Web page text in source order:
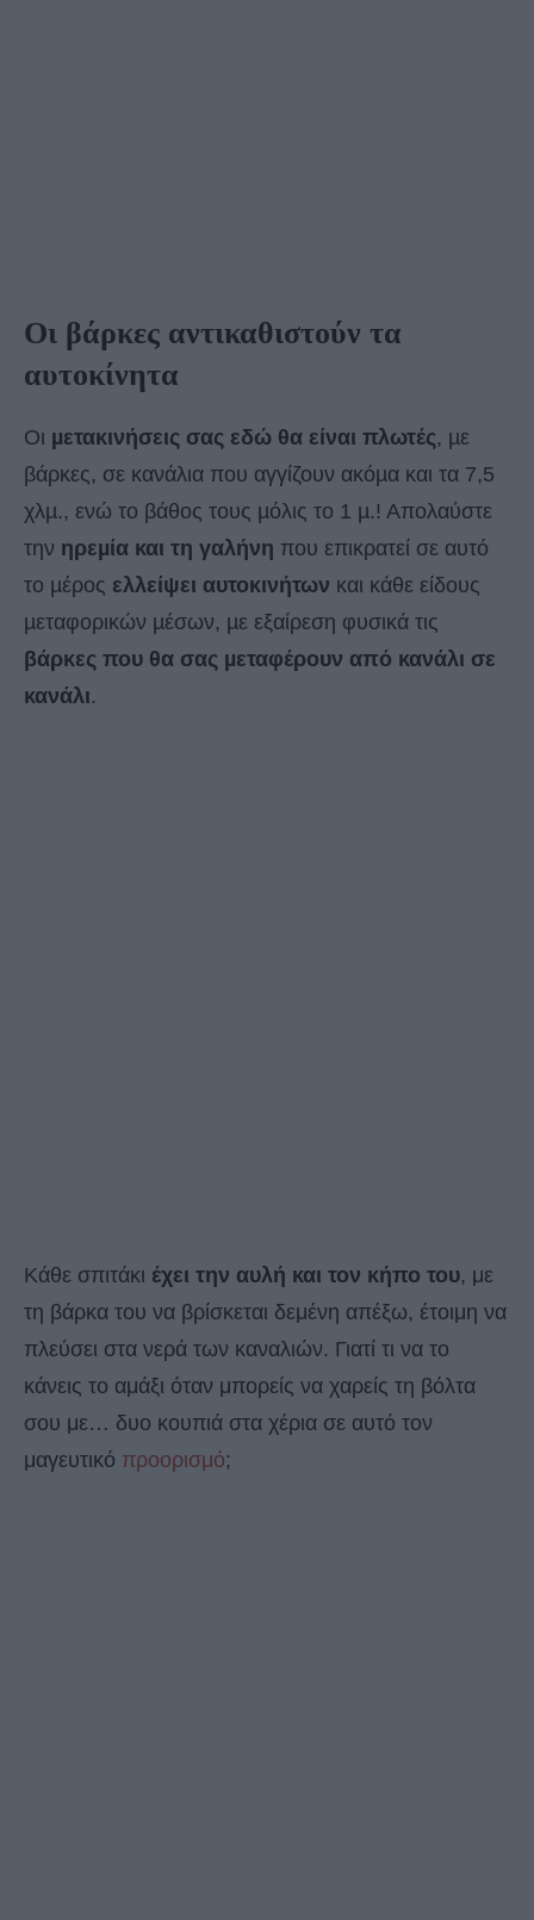
Οι βάρκες αντικαθιστούν τα
αυτοκίνητα
Οι µετακινήσεις σας εδώ θα είναι πλωτές, µε
βάρκες, σε κανάλια που αγγίζουν ακόµα και τα 7,5
χλµ., ενώ το βάθος τους µόλις το 1 µ.! Απολαύστε
την ηρεµία και τη γαλήνη που επικρατεί σε αυτό
το µέρος ελλείψει αυτοκινήτων και κάθε είδους
µεταφορικών µέσων, µε εξαίρεση φυσικά τις
βάρκες που θα σας µεταφέρουν από κανάλι σε
κανάλι.
Κάθε σπιτάκι έχει την αυλή και τον κήπο του, με
τη βάρκα του να βρίσκεται δεμένη απέξω, έτοιμη να
πλεύσει στα νερά των καναλιών. Γιατί τι να το
κάνεις το αμάξι όταν μπορείς να χαρείς τη βόλτα
σου με… δυο κουπιά στα χέρια σε αυτό τον
μαγευτικό προορισμό;